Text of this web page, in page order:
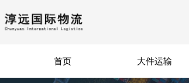
首页 大件运输